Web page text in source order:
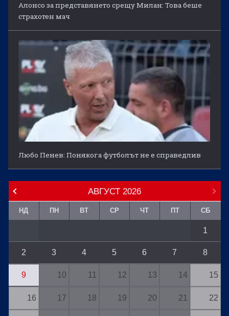
Алонсо за представянето срещу Милан: Това беше
страхотен мач
Любо Пенев: Понякога футболът не е справедлив
АВГУСТ 2026
НД ПН ВТ СР ЧТ ПТ СБ
1
2 3 4 5 6 7 8
9 10 11 12 13 14 15
16 17 18 19 20 21 22